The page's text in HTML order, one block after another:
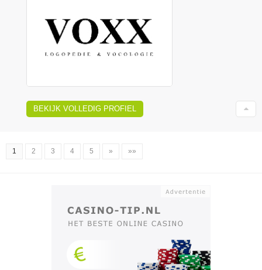
BEKIJK VOLLEDIG PROFIEL
1 2 3 4 5 » »»